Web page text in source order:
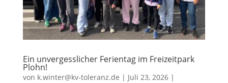
Ein unvergesslicher Ferientag im Freizeitpark
Plohn!
von k.winter@kv-toleranz.de | Juli 23, 2026|